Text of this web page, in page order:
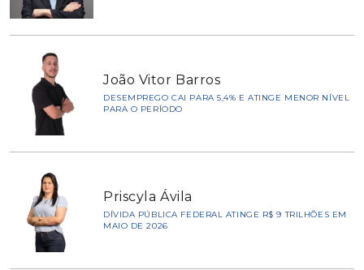
João Vitor Barros
DESEMPREGO CAI PARA 5,4% E ATINGE MENOR NÍVEL
PARA O PERÍODO
Priscyla Ávila
DÍVIDA PÚBLICA FEDERAL ATINGE R$ 9 TRILHÕES EM
MAIO DE 2026